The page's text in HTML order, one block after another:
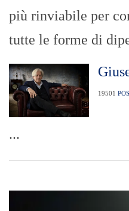
più rinviabile per
tutte le forme di
19501
...